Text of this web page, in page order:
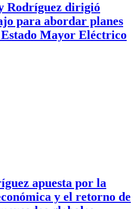
Rodríguez dirigió
para abordar planes
Estado Mayor Eléctrico
apuesta por la
y el retorno de